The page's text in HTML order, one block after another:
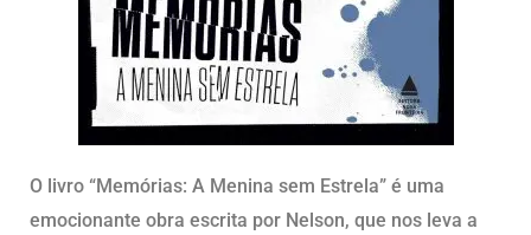
O livro “Memórias: A Menina sem Estrela” é uma
emocionante obra escrita por Nelson, que nos leva a